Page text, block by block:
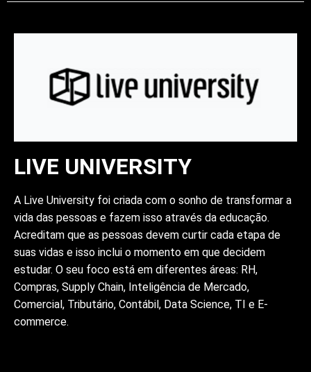
LIVE UNIVERSITY
A Live University foi criada com o sonho de transformar a
vida das pessoas e fazem isso através da educação.
Acreditam que as pessoas devem curtir cada etapa de
suas vidas e isso inclui o momento em que decidem
estudar. O seu foco está em diferentes áreas: RH,
Compras, Supply Chain, Inteligência de Mercado,
Comercial, Tributário, Contábil, Data Science, TI e E-
commerce.